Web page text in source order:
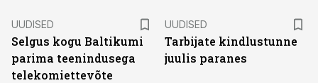
UUDISED
Selgus kogu Baltikumi
parima teenindusega
telekomiettevõte
UUDISED
Tarbijate kindlustunne
juulis paranes